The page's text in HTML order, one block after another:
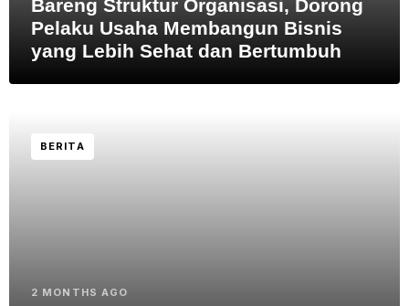
Bareng Struktur Organisasi, Dorong
Pelaku Usaha Membangun Bisnis
yang Lebih Sehat dan Bertumbuh
BERITA
2 MONTHS AGO